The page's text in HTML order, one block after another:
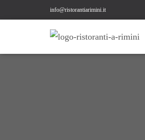
info@ristorantiarimini.it